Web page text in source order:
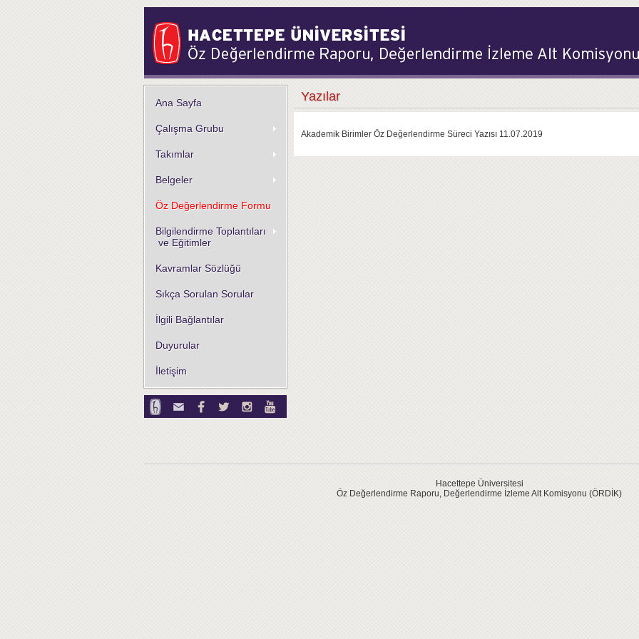
Ana Sayfa
Çalışma Grubu
Takımlar
Belgeler
Öz Değerlendirme Formu
Bilgilendirme Toplantıları
ve Eğitimler
Kavramlar Sözlüğü
Sıkça Sorulan Sorular
İlgili Bağlantılar
Duyurular
İletişim
Yazılar
Akademik Birimler Öz Değerlendirme Süreci Yazısı 11.07.2019
Hacettepe Üniversitesi
Öz Değerlendirme Raporu, Değerlendirme İzleme Alt Komisyonu (ÖRDİK)